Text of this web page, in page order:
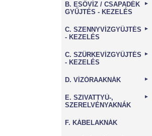
B. ESŐVÍZ / CSAPADÉK
GYŰJTÉS - KEZELÉS
►
C. SZENNYVÍZGYŰJTÉS
- KEZELÉS
►
C. SZÜRKEVÍZGYŰJTÉS
- KEZELÉS
►
D. VÍZÓRAAKNÁK ►
E. SZIVATTYÚ-,
SZERELVÉNYAKNÁK
►
F. KÁBELAKNÁK